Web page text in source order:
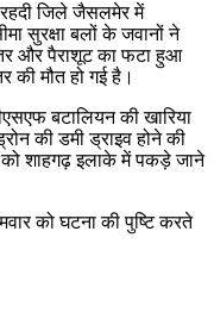
जिले जैसलमेर में
सुरक्षा बलों के जवानों ने
और पैराशूट का फटा हुआ
की मौत हो गई है।
बटालियन की खारिया
की डमी ड्राइव होने की
शाहगढ़ इलाके में पकड़े जाने
को घटना की पुष्टि करते